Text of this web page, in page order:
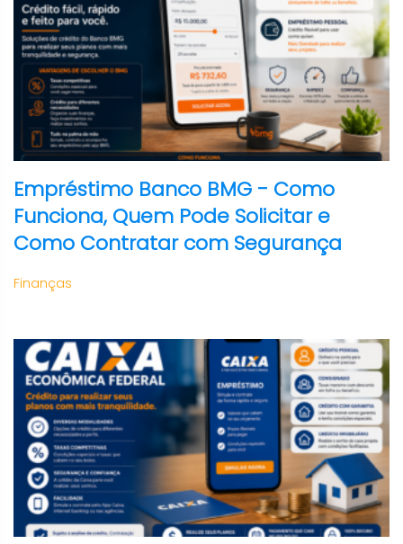
Empréstimo Banco BMG - Como
Funciona, Quem Pode Solicitar e
Como Contratar com Segurança
Finanças